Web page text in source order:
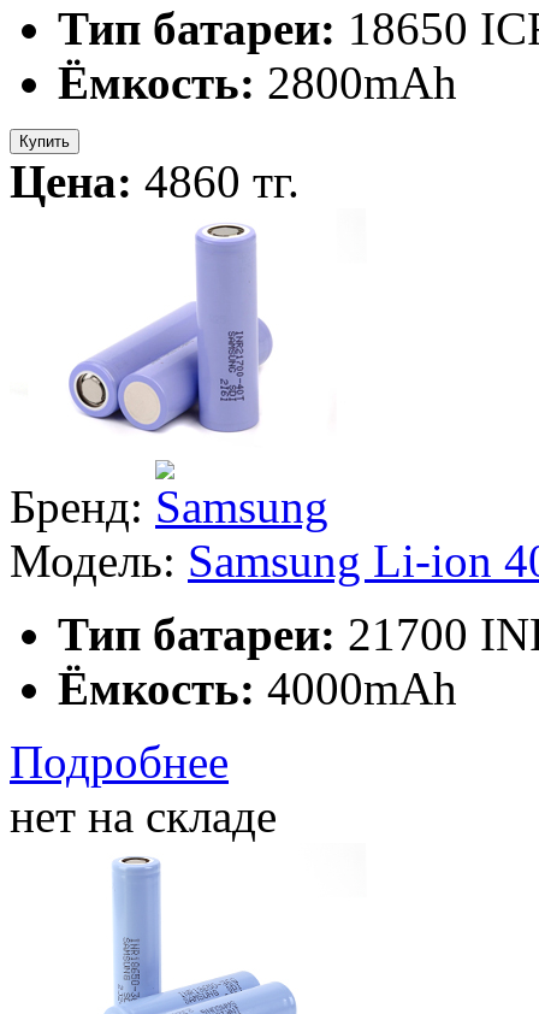
Тип батареи: 18650
Ёмкость: 2800mAh
Купить
Цена: 4860 тг.
Бренд:
Модель: Samsung Li-ion
Тип батареи: 21700
Ёмкость: 4000mAh
Подробнее
нет на складе